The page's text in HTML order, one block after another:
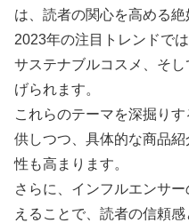
は、読者の関心を高める絶
2023年の注目トレンドで
サステナブルコスメ、そ
げられます。
これらのテーマを深掘り
供しつつ、具体的な商品
性も高まります。
さらに、インフルエンサ
えることで、読者の信頼